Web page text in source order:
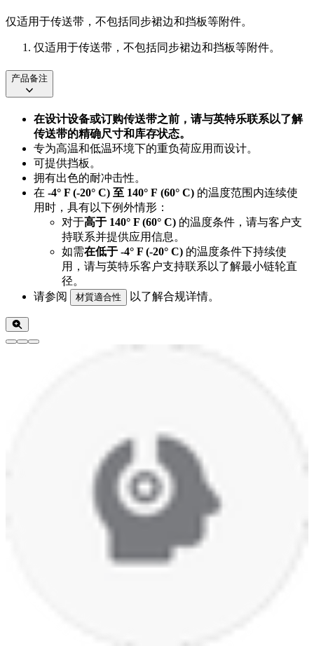
仅适用于传送带，不包括同步裙边和挡板等附件。
仅适用于传送带，不包括同步裙边和挡板等附件。
产品备注
在设计设备或订购传送带之前，请与英特乐联系以了解
传送带的精确尺寸和库存状态。
专为高温和低温环境下的重负荷应用而设计。
可提供挡板。
拥有出色的耐冲击性。
在 -4° F (-20° C) 至 140° F (60° C) 的温度范围内连续使
用时，具有以下例外情形：
对于高于 140° F (60° C) 的温度条件，请与客户支
持联系并提供应用信息。
如需在低于 -4° F (-20° C) 的温度条件下持续使
用，请与英特乐客户支持联系以了解最小链轮直
径。
请参阅
材質適合性 以了解合规详情。